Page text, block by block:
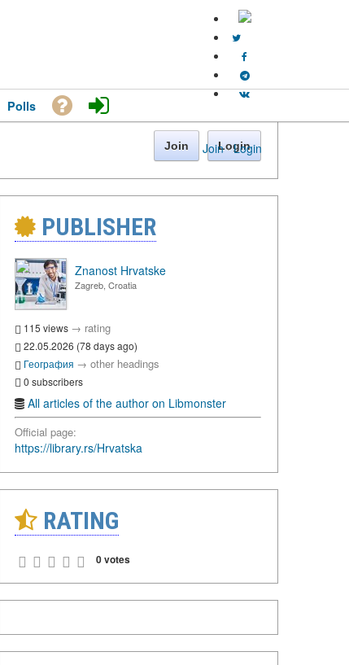
Join · Login
Polls
Join Login
PUBLISHER
Znanost Hrvatske
Zagreb, Croatia
115 views → rating
22.05.2026 (78 days ago)
География → other headings
0 subscribers
All articles of the author on Libmonster
Official page:
https://library.rs/Hrvatska
RATING
0 votes